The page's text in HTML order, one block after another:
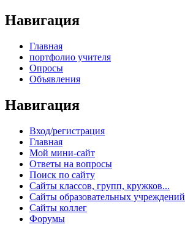
Навигация
Главная
портфолио учителя
Опросы
Объявления
Навигация
Вход/регистрация
Главная
Мой мини-сайт
Ответы на вопросы
Поиск по сайту
Сайты классов, групп, кружков...
Сайты образовательных учреждений
Сайты коллег
Форумы